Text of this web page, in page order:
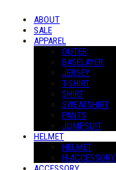
ABOUT
SALE
APPAREL
OUTER
BASELAYER
JERSEY
T-SHIRT
SHIRT
SWEATSHIRT
PANTS
JUMPSUIT
HELMET
HELMET
H-ACCESSORY